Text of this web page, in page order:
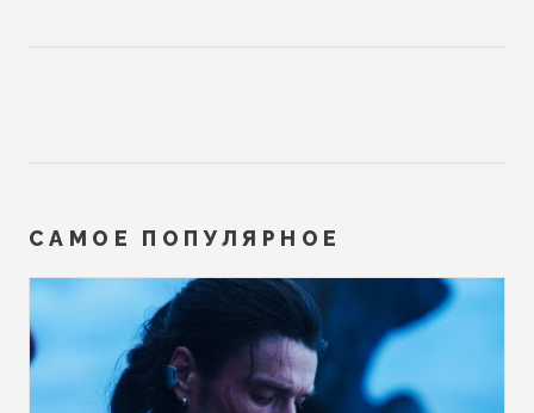
САМОЕ ПОПУЛЯРНОЕ